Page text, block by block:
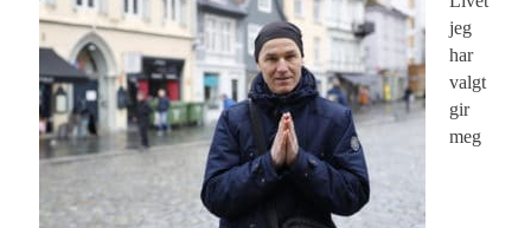
jeg
har
valgt
gir
meg